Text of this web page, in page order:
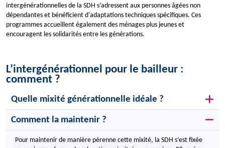
intergénérationnelles de la SDH s’adressent aux personnes âgées non
dépendantes et bénéficient d'adaptations techniques spécifiques. Ces
programmes accueillent également des ménages plus jeunes et
encouragent les solidarités entre les générations.
L’intergénérationnel pour le bailleur :
comment ?
Quelle mixité générationnelle idéale ?
Comment la maintenir ?
Pour maintenir de manière pérenne cette mixité, la SDH s’est fixée